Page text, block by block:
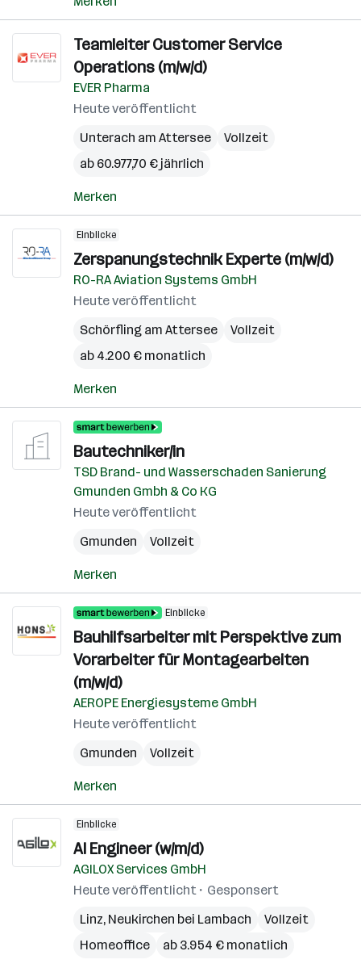
Teamleiter Customer Service
Operations (m/w/d)
EVER Pharma
Heute veröffentlicht
Unterach am Attersee
Vollzeit
ab 60.977,70 € jährlich
Merken
Einblicke
Zerspanungstechnik Experte (m/w/d)
RO-RA Aviation Systems GmbH
Heute veröffentlicht
Schörfling am Attersee
Vollzeit
ab 4.200 € monatlich
Merken
Bautechniker/in
TSD Brand- und Wasserschaden Sanierung
Gmunden Gmbh & Co KG
Heute veröffentlicht
Gmunden
Vollzeit
Merken
Einblicke
Bauhilfsarbeiter mit Perspektive zum
Vorarbeiter für Montagearbeiten
(m/w/d)
AEROPE Energiesysteme GmbH
Heute veröffentlicht
Gmunden
Vollzeit
Merken
Einblicke
AI Engineer (w/m/d)
AGILOX Services GmbH
Heute veröffentlicht
Gesponsert
Linz, Neukirchen bei Lambach
Vollzeit
Homeoffice
ab 3.954 € monatlich